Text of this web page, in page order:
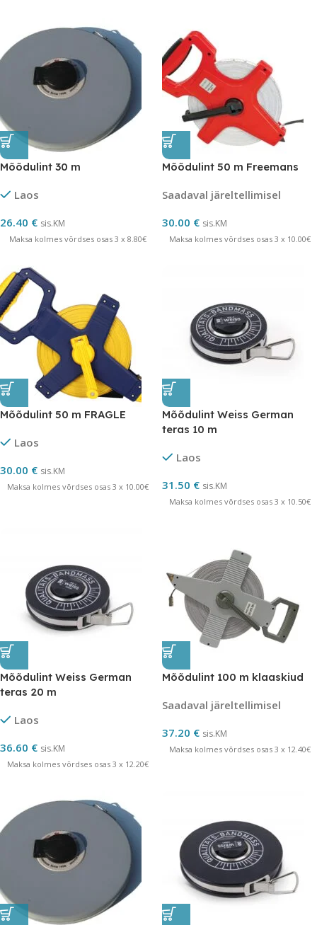
Mõõdulint 30 m
Laos
26.40 € sis.KM
Maksa kolmes võrdses osas 3 x 8.80€
Mõõdulint 50 m Freemans
Saadaval järeltellimisel
30.00 € sis.KM
Maksa kolmes võrdses osas 3 x 10.00€
Mõõdulint 50 m FRAGLE
Laos
30.00 € sis.KM
Maksa kolmes võrdses osas 3 x 10.00€
Mõõdulint Weiss German
teras 10 m
Laos
31.50 € sis.KM
Maksa kolmes võrdses osas 3 x 10.50€
Mõõdulint Weiss German
teras 20 m
Laos
36.60 € sis.KM
Maksa kolmes võrdses osas 3 x 12.20€
Mõõdulint 100 m klaaskiud
Saadaval järeltellimisel
37.20 € sis.KM
Maksa kolmes võrdses osas 3 x 12.40€